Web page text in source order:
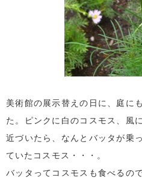
美術館の展示替えの日に、庭に
た。ピンクに白のコスモス、風
近づいたら、なんとバッタが乗
ていたコスモス・・・。
バッタってコスモスも食べるの